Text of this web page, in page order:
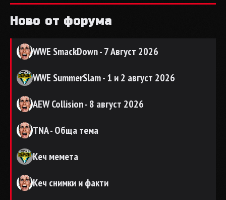
Ново от форума
WWE SmackDown - 7 Август 2026
WWE SummerSlam - 1 и 2 август 2026
AEW Collision - 8 август 2026
TNA - Обща тема
Кеч мемета
Кеч снимки и факти